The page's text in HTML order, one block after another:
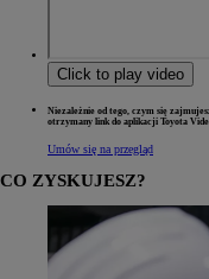
Click to play video
Niezależnie od tego, czym się
otrzymany link do aplikacji Toyota
Umów się na przegląd
CO ZYSKUJESZ?